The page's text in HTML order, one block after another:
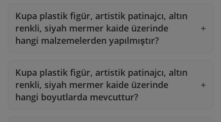
Kupa plastik figür, artistik patinajcı, altın
renkli, siyah mermer kaide üzerinde
hangi malzemelerden yapılmıştır?
Kupa plastik figür, artistik patinajcı, altın
renkli, siyah mermer kaide üzerinde
hangi boyutlarda mevcuttur?